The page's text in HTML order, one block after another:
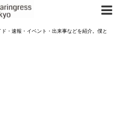
・速報・イベント・出来事などを紹介。僕と